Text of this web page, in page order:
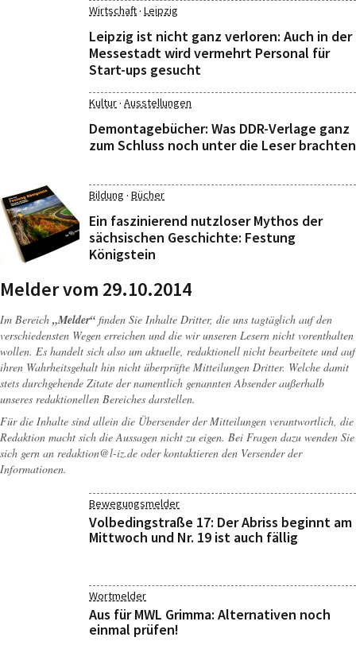
Wirtschaft· Leipzig
Leipzig ist nicht ganz verloren: Auch in der
Messestadt wird vermehrt Personal für
Start-ups gesucht
Kultur· Ausstellungen
Demontagebücher: Was DDR-Verlage ganz
zum Schluss noch unter die Leser brachten
Bildung · Bücher
Ein faszinierend nutzloser Mythos der
sächsischen Geschichte: Festung
Königstein
Melder vom 29.10.2014
Im Bereich „Melder“ finden Sie Inhalte Dritter, die uns tagtäglich auf den
verschiedensten Wegen erreichen und die wir unseren Lesern nicht vorenthalten
wollen. Es handelt sich also um aktuelle, redaktionell nicht bearbeitete und auf
ihren Wahrheitsgehalt hin nicht überprüfte Mitteilungen Dritter. Welche damit
stets durchgehende Zitate der namentlich genannten Absender außerhalb
unseres redaktionellen Bereiches darstellen.
Für die Inhalte sind allein die Übersender der Mitteilungen verantwortlich, die
Redaktion macht sich die Aussagen nicht zu eigen. Bei Fragen dazu wenden Sie
sich gern an redaktion@l-iz.de oder kontaktieren den Versender der
Informationen.
Bewegungsmelder
Volbedingstraße 17: Der Abriss beginnt am
Mittwoch und Nr. 19 ist auch fällig
Wortmelder
Aus für MWL Grimma: Alternativen noch
einmal prüfen!